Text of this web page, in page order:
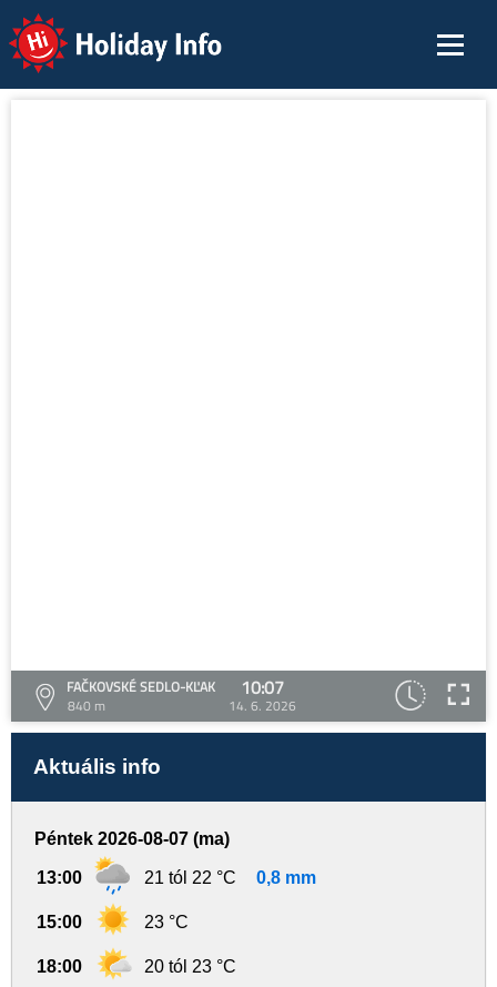
Holiday Info
FAČKOVSKÉ SEDLO-KĽAK
840 m
10:07
14. 6. 2026
Aktuális info
Péntek 2026-08-07 (ma)
13:00 21 tól 22 °C 0,8 mm
15:00 23 °C
18:00 20 tól 23 °C